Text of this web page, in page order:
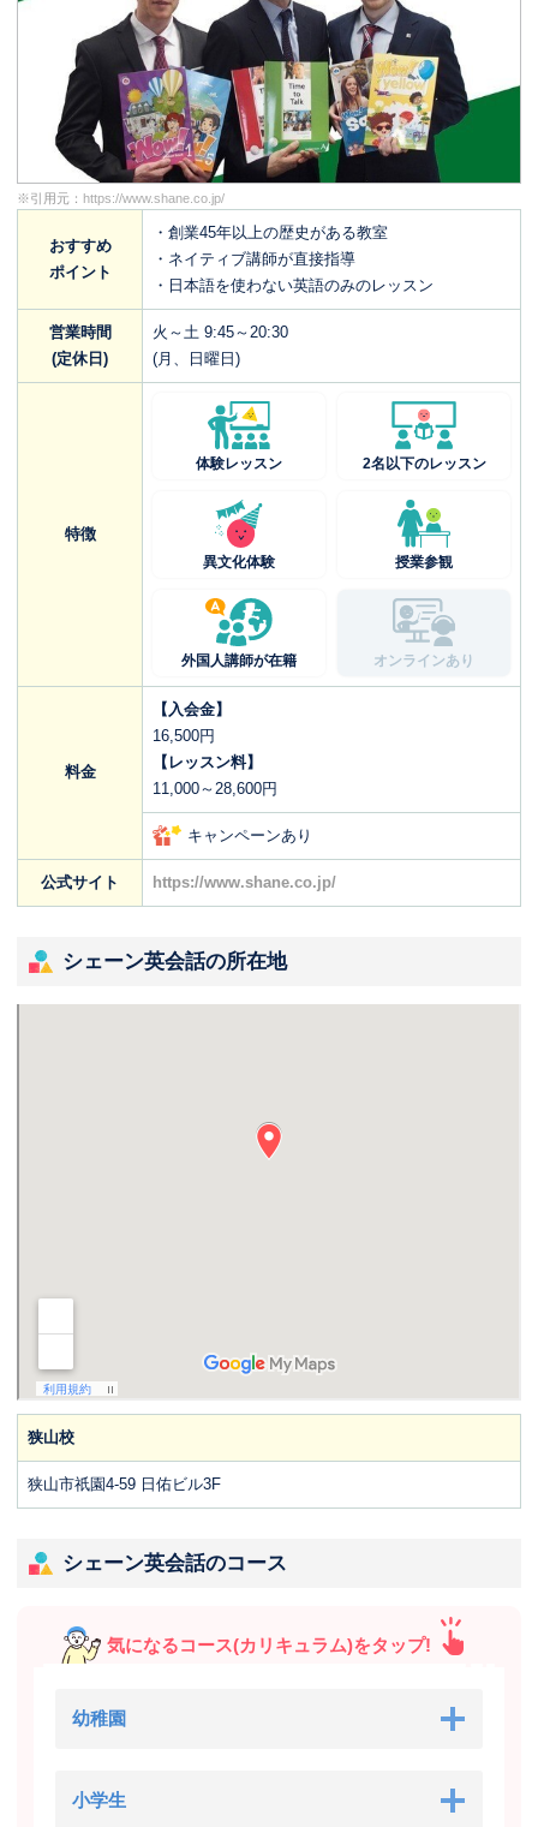
※引用元： https://www.shane.co.jp/
おすすめ
ポイント
・創業45年以上の歴史がある教室
・ネイティブ講師が直接指導
・日本語を使わない英語のみのレッスン
営業時間
(定休日)
火～土 9:45～20:30
(月、日曜日)
特徴
体験レッスン 2名以下のレッスン
異文化体験 授業参観
外国人講師が在籍 オンラインあり
料金
【入会金】
16,500円
【レッスン料】
11,000～28,600円
キャンペーンあり
公式サイト https://www.shane.co.jp/
シェーン英会話の所在地
狭山校
狭山市祇園4-59 日佑ビル3F
シェーン英会話のコース
気になるコース(カリキュラム)をタップ!
幼稚園
小学生